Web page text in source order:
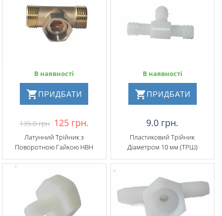
В наявності
ПРИДБАТИ
135.0 грн 125 грн.
Латунний Трійник з
Поворотною Гайкою НВН
В наявності
ПРИДБАТИ
9.0 грн.
Пластиковий Трійник
Діаметром 10 мм (ТРШ)